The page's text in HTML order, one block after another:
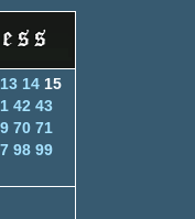
13 14 15
42 43
70 71
98 99